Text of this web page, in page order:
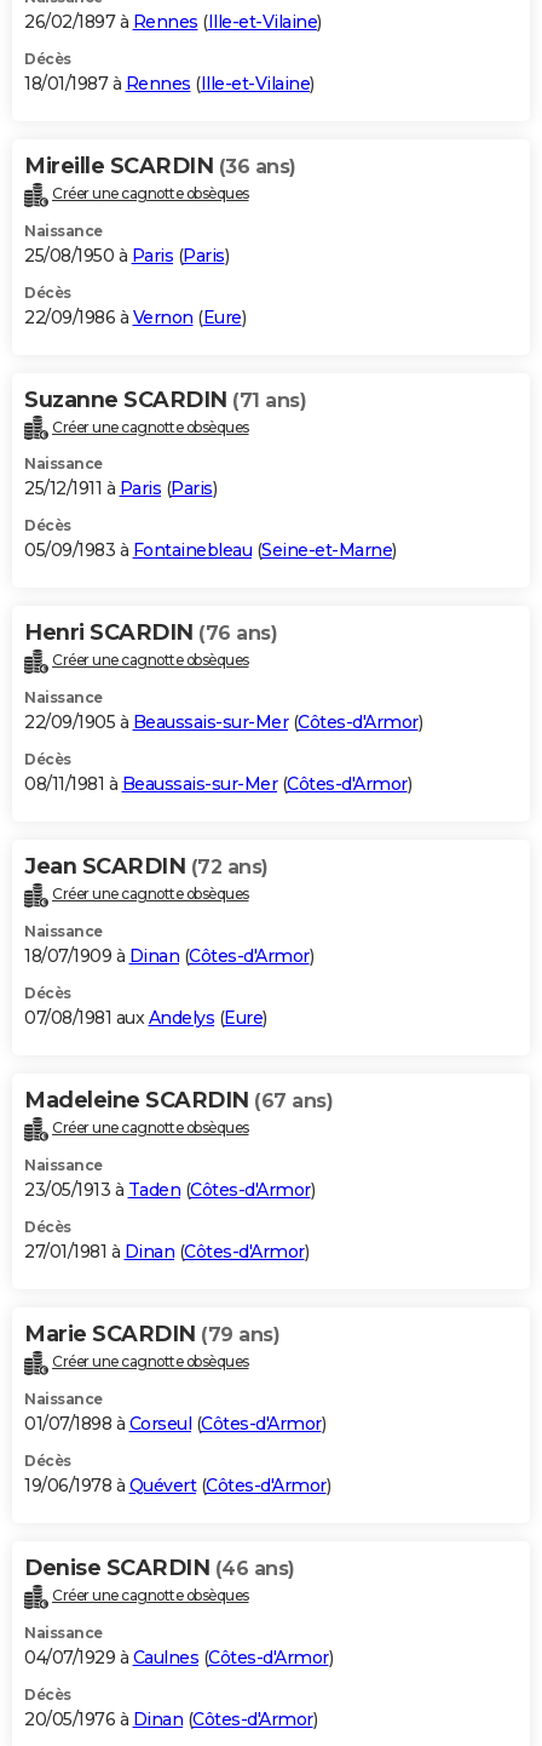
26/02/1897 à Rennes (Ille-et-Vilaine)
Décès
18/01/1987 à Rennes (Ille-et-Vilaine)
Mireille SCARDIN (36 ans)
Créer une cagnotte obsèques
Naissance
25/08/1950 à Paris (Paris)
Décès
22/09/1986 à Vernon (Eure)
Suzanne SCARDIN (71 ans)
Créer une cagnotte obsèques
Naissance
25/12/1911 à Paris (Paris)
Décès
05/09/1983 à Fontainebleau (Seine-et-Marne)
Henri SCARDIN (76 ans)
Créer une cagnotte obsèques
Naissance
22/09/1905 à Beaussais-sur-Mer(Côtes-d'Armor)
Décès
08/11/1981 à Beaussais-sur-Mer(Côtes-d'Armor)
Jean SCARDIN (72 ans)
Créer une cagnotte obsèques
Naissance
18/07/1909 à Dinan (Côtes-d'Armor)
Décès
07/08/1981 auxAndelys (Eure)
Madeleine SCARDIN (67 ans)
Créer une cagnotte obsèques
Naissance
23/05/1913 à Taden (Côtes-d'Armor)
Décès
27/01/1981 à Dinan (Côtes-d'Armor)
Marie SCARDIN (79 ans)
Créer une cagnotte obsèques
Naissance
01/07/1898 à Corseul (Côtes-d'Armor)
Décès
19/06/1978 à Quévert(Côtes-d'Armor)
Denise SCARDIN (46 ans)
Créer une cagnotte obsèques
Naissance
04/07/1929 à Caulnes (Côtes-d'Armor)
Décès
20/05/1976 à Dinan (Côtes-d'Armor)